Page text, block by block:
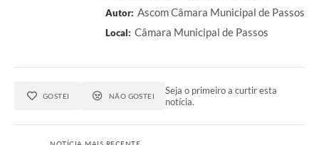
Autor: Ascom Câmara Municipal de Passos
Local: Câmara Municipal de Passos
GOSTEI NÃO GOSTEI
Seja o primeiro a curtir esta
notícia.